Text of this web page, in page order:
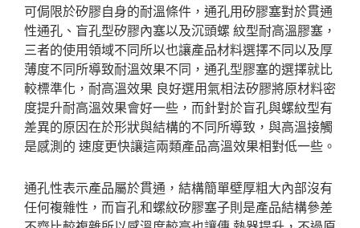
可侷限於矽膠自身的耐溫條件，通孔用矽膠塞對於貫通
性通孔、盲孔型矽膠內塞以及沉頭螺 紋型耐高溫膠塞，
三者的使用領域不同所以也讓產品材料選擇不同以及厚
薄度不同所導致耐溫效果不同，通孔型膠塞的選擇就比
較標準化，耐高溫效果 良好選用氣相法矽膠將原材料密
度提升耐高溫效果會好一些，而針對於盲孔與螺紋型有
差異的原因在於形狀與結構的不同所導致，與高溫接觸
是感測的 速度更快讓這兩類產品高溫效果相對低一些。
通孔性表示產品屬於貫通，結構簡單壁厚粗大內部沒有
任何複雜性，而盲孔和螺紋矽膠塞子則是產品結構參差